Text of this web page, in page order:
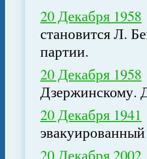
20 Декабря 1958
становится Л.
партии.
20 Декабря 1958
Дзержинскому.
20 Декабря 1941
20 Декабря 2002